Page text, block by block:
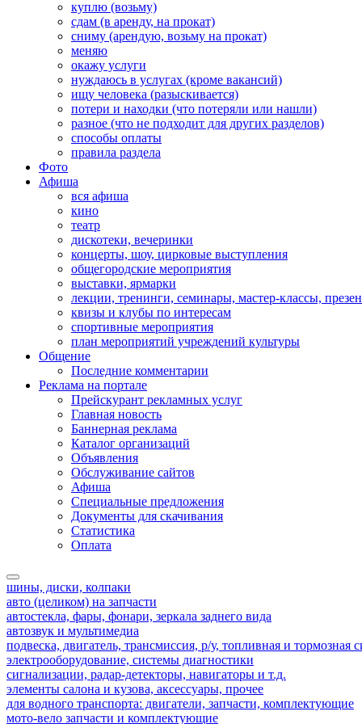
куплю (возьму)
сдам (в аренду, на прокат)
сниму (арендую, возьму на прокат)
меняю
окажу услуги
нуждаюсь в услугах (кроме вакансий)
ищу человека (разыскивается)
потери и находки (что потеряли или нашли)
разное (что не подходит для других разделов)
способы оплаты
правила раздела
Фото
Афиша
вся афиша
кино
театр
дискотеки, вечеринки
концерты, шоу, цирковые выступления
общегородские мероприятия
выставки, ярмарки
лекции, тренинги, семинары, мастер-классы,
квизы и клубы по интересам
спортивные мероприятия
план мероприятий учреждений культуры
Общение
Последние комментарии
Реклама на портале
Прейскурант рекламных услуг
Главная новость
Баннерная реклама
Каталог организаций
Объявления
Обслуживание сайтов
Афиша
Специальные предложения
Документы для скачивания
Статистика
Оплата
шины, диски, колпаки
авто (целиком) на запчасти
автостекла, фары, фонари, зеркала заднего вида
автозвук и мультимедиа
подвеска, двигатель, трансмиссия, р/у, топливная и тормозная
электрооборудование, системы диагностики
сигнализации, радар-детекторы, навигаторы и т.д.
элементы салона и кузова, аксессуары, прочее
для водного транспорта: двигатели, запчасти, комплектующие
мото-вело запчасти и комплектующие